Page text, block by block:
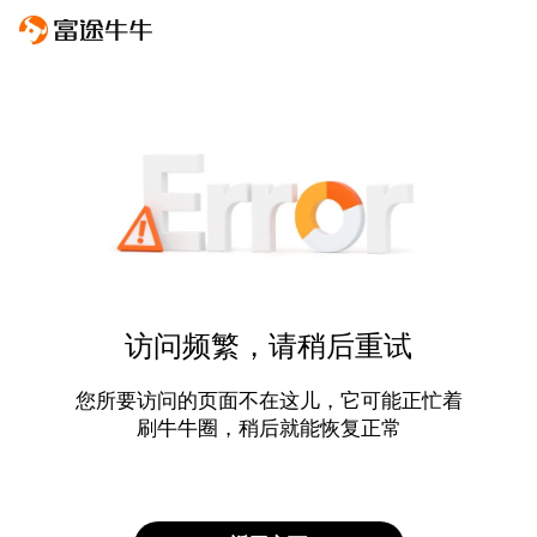
访问频繁，请稍后重试
您所要访问的页面不在这儿，它可能正忙着
刷牛牛圈，稍后就能恢复正常